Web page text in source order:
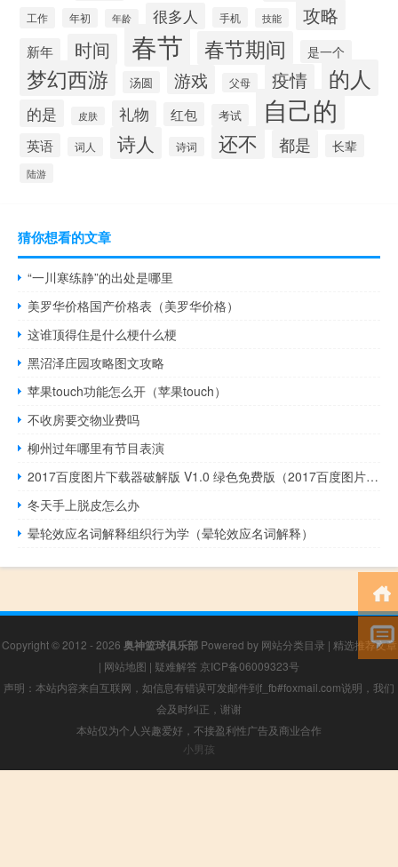
工作 年初 年龄 很多人 手机 技能 攻略
新年 时间 春节 春节期间 是一个
梦幻西游 汤圆 游戏 父母 疫情 的人
的是 皮肤 礼物 红包 考试 自己的
英语 词人 诗人 诗词 还不 都是 长辈
陆游
猜你想看的文章
“一川寒练静”的出处是哪里
美罗华价格国产价格表（美罗华价格）
这谁顶得住是什么梗什么梗
黑沼泽庄园攻略图文攻略
苹果touch功能怎么开（苹果touch）
不收房要交物业费吗
柳州过年哪里有节目表演
2017百度图片下载器破解版 V1.0 绿色免费版（2017百度图片下载器破解版 V1.0 绿色免费版功能简介）
冬天手上脱皮怎么办
晕轮效应名词解释组织行为学（晕轮效应名词解释）
Copyright © 2012 - 2026 奥神篮球俱乐部Powered by 网站分类目录 | 精选推荐文章
| 网站地图 | 疑难解答 京ICP备06009323号
声明：本站内容来自互联网，如信息有错误可发邮件到f_fb#foxmail.com说明，我们
会及时纠正，谢谢
本站仅为个人兴趣爱好，不接盈利性广告及商业合作
小男孩